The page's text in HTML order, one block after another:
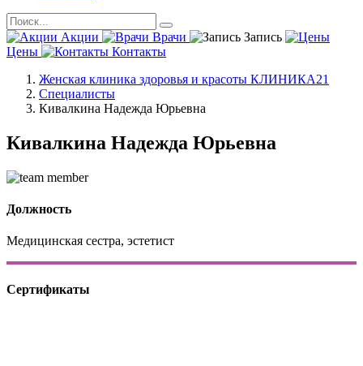
Акции Врачи
Запись
Цены
Контакты
Женская клиника здоровья и красоты КЛИНИКА21
Специалисты
Кивалкина Надежда Юрьевна
Кивалкина Надежда Юрьевна
Должность
Медицинская сестра, эстетист
Сертификаты